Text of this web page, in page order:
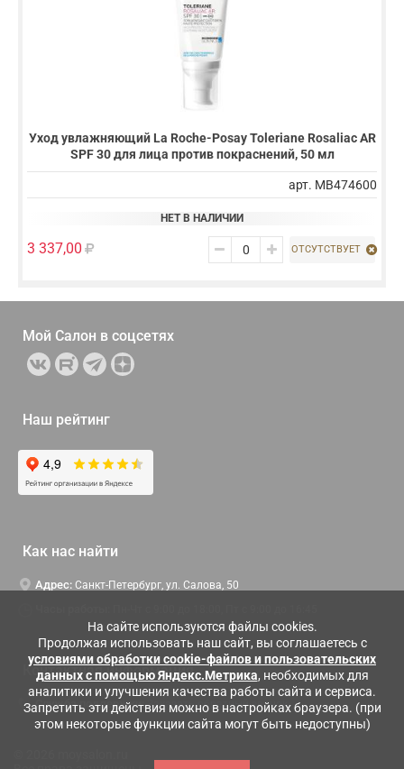
На сайте используются файлы cookies.
Продолжая использовать наш сайт, вы соглашаетесь с
условиями обработки cookie-файлов и пользовательских
данных с помощью Яндекс.Метрика, необходимых для
аналитики и улучшения качества работы сайта и сервиса.
Запретить эти действия можно в настройках браузера. (при
этом некоторые функции сайта могут быть недоступны)
Уход увлажняющий La Roche-Posay Toleriane Rosaliac AR
SPF 30 для лица против покраснений, 50 мл
арт. MB474600
НЕТ В НАЛИЧИИ
3 337,00 ОТСУТСТВУЕТ
Мой Салон в соцсетях
Наш рейтинг
Как нас найти
Адрес: Санкт-Петербург, ул. Салова, 50
Контактная информация
Служба поддержки: Заказать обратный звонок